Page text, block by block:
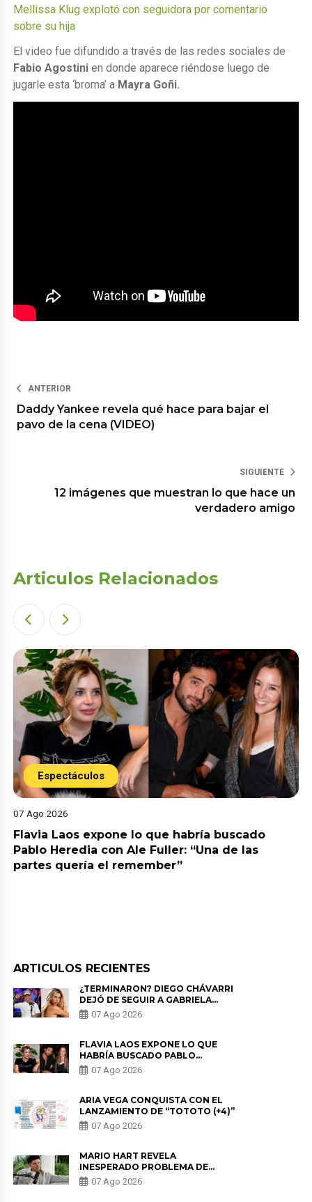
Mellissa Klug explotó con seguidora por comentario
sobre su hija
El video fue difundido a través de las redes sociales de
Fabio Agostini en donde aparece riéndose luego de
jugarle esta ‘broma’ a Mayra Goñi.
ANTERIOR
Daddy Yankee revela qué hace para bajar el
pavo de la cena (VIDEO)
SIGUIENTE
12 imágenes que muestran lo que hace un
verdadero amigo
Articulos Relacionados
Espectáculos
07 Ago 2026
Flavia Laos expone lo que habría buscado
Pablo Heredia con Ale Fuller: “Una de las
partes quería el remember”
ARTICULOS RECIENTES
¿TERMINARON? DIEGO CHÁVARRI
DEJÓ DE SEGUIR A GABRIELA
HERRERA Y ANUNCIA SU SALIDA
DE PÓDCAST
07 Ago 2026
FLAVIA LAOS EXPONE LO QUE
HABRÍA BUSCADO PABLO
HEREDIA CON ALE FULLER: “UNA
DE LAS PARTES QUERÍA EL
07 Ago 2026
ARIA VEGA CONQUISTA CON EL
LANZAMIENTO DE “TOTOTO (+4)”
07 Ago 2026
MARIO HART REVELA
INESPERADO PROBLEMA DE
SALUD ANTES DE SEPARARSE DE
KORINA: “ME ENCONTRARON UN
07 Ago 2026